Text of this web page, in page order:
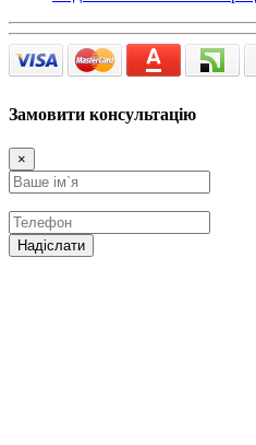
Замовити консультацію
×
Надіслати